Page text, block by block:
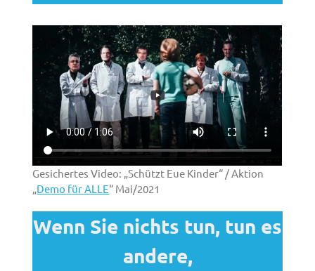
Gesichertes Video: „Schützt Eue Kinder“ / Aktion
„Demo für ALLE“ Mai/2021
Wenn Sie nichts tun, tun es
andere,